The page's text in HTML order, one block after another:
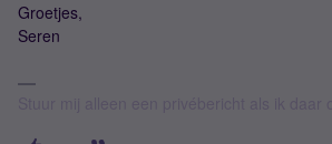
Groetjes,
Seren